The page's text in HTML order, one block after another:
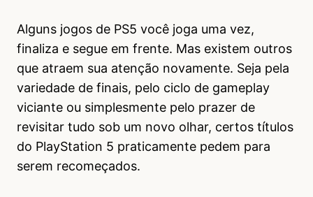
Alguns jogos de PS5 você joga uma vez,
finaliza e segue em frente. Mas existem outros
que atraem sua atenção novamente. Seja pela
variedade de finais, pelo ciclo de gameplay
viciante ou simplesmente pelo prazer de
revisitar tudo sob um novo olhar, certos títulos
do PlayStation 5 praticamente pedem para
serem recomeçados.